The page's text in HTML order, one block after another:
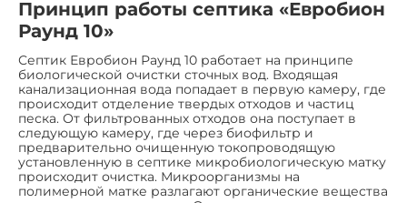
Принцип работы септика «Евробион
Раунд 10»
Септик Евробион Раунд 10 работает на принципе
биологической очистки сточных вод. Входящая
канализационная вода попадает в первую камеру, где
происходит отделение твердых отходов и частиц
песка. От фильтрованных отходов она поступает в
следующую камеру, где через биофильтр и
предварительно очищенную токопроводящую
установленную в септике микробиологическую матку
происходит очистка. Микроорганизмы на
полимерной матке разлагают органические вещества